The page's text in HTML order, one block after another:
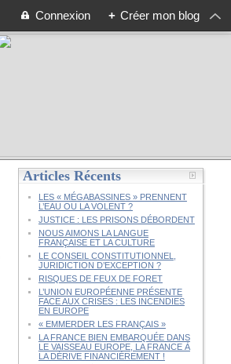
Connexion + Créer mon blog
Articles Récents
LES « MÉGABASSINES » PRENNENT
L’EAU OU LA VOLENT ?
JUSTICE : LES PRISONS DÉBORDENT
NOUS AIMONS LA LANGUE
FRANÇAISE ET LA CULTURE
LE CONSEIL CONSTITUTIONNEL,
JURIDICTION D’EXCEPTION ?
RISQUES DE FEUX DE FORET
L’UNION EUROPÉENNE PRÉSENTE
FACE AUX CRISES : LES INCENDIES
EN EUROPE
« EMMERDER LES FRANÇAIS »
LA FRANCE BIEN EMBARQUÉE DANS
LE VAISSEAU EUROPE, LA FRANCE À
LA DÉRIVE FINANCIÈREMENT !